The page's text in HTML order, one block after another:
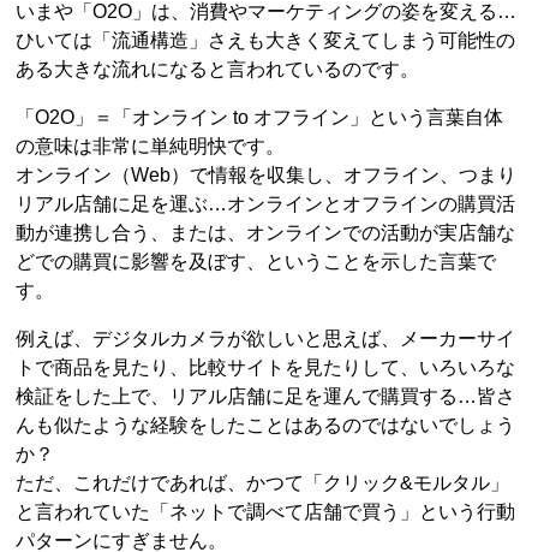
いまや「O2O」は、消費やマーケティングの姿を変える…
ひいては「流通構造」さえも大きく変えてしまう可能性の
ある大きな流れになると言われているのです。
「O2O」＝「オンライン to オフライン」という言葉自体
の意味は非常に単純明快です。
オンライン（Web）で情報を収集し、オフライン、つまり
リアル店舗に足を運ぶ…オンラインとオフラインの購買活
動が連携し合う、または、オンラインでの活動が実店舗な
どでの購買に影響を及ぼす、ということを示した言葉で
す。
例えば、デジタルカメラが欲しいと思えば、メーカーサイ
トで商品を見たり、比較サイトを見たりして、いろいろな
検証をした上で、リアル店舗に足を運んで購買する…皆さ
んも似たような経験をしたことはあるのではないでしょう
か？
ただ、これだけであれば、かつて「クリック&モルタル」
と言われていた「ネットで調べて店舗で買う」という行動
パターンにすぎません。